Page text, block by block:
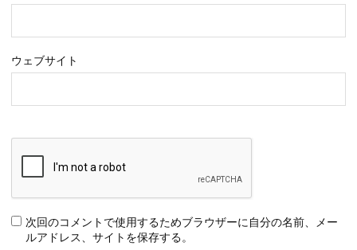
ウェブサイト
次回のコメントで使用するためブラウザーに自分の名前、メー
ルアドレス、サイトを保存する。